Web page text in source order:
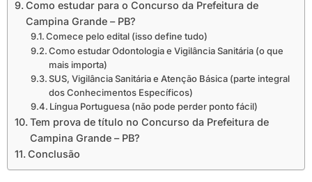
Como estudar para o Concurso da Prefeitura de
Campina Grande – PB?
Comece pelo edital (isso define tudo)
Como estudar Odontologia e Vigilância Sanitária (o que
mais importa)
SUS, Vigilância Sanitária e Atenção Básica (parte integral
dos Conhecimentos Específicos)
Língua Portuguesa (não pode perder ponto fácil)
Tem prova de título no Concurso da Prefeitura de
Campina Grande – PB?
Conclusão